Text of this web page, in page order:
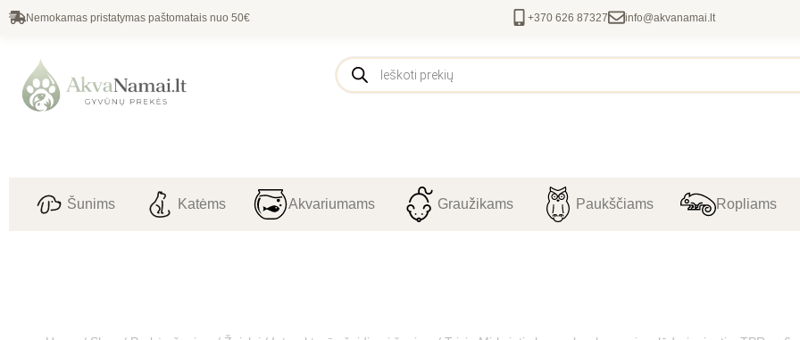
Nemokamas pristatymas paštomatais nuo 50€ +370 626 87327 info@akvanamai.lt
Šunims Katėms Akvariumams Graužikams Paukščiams Ropliams